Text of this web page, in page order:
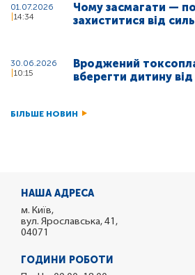
01.07.2026
14:34
Чому засмагати —
захиститися від
30.06.2026
10:15
Вроджений
вберегти дитину
БІЛЬШЕ НОВИН
НАША АДРЕСА
м. Київ,
вул. Ярославська, 41,
04071
ГОДИНИ РОБОТИ